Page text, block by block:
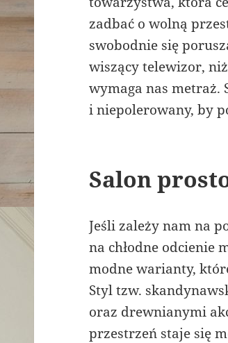
zadbać o wolną
swobodnie się
wiszący telewizor,
wymaga nas
i niepolerowany, by
Salon
Jeśli zależy nam na
na chłodne odcienie
modne warianty,
Styl tzw.
oraz drewnianymi
przestrzeń staje się